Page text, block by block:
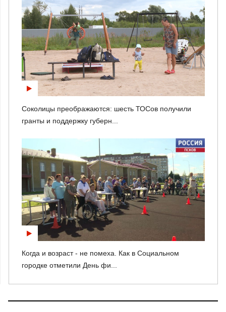
Соколицы преображаются: шесть ТОСов получили
гранты и поддержку губерн...
Когда и возраст - не помеха. Как в Социальном
городке отметили День фи...